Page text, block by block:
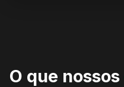
O que nossos